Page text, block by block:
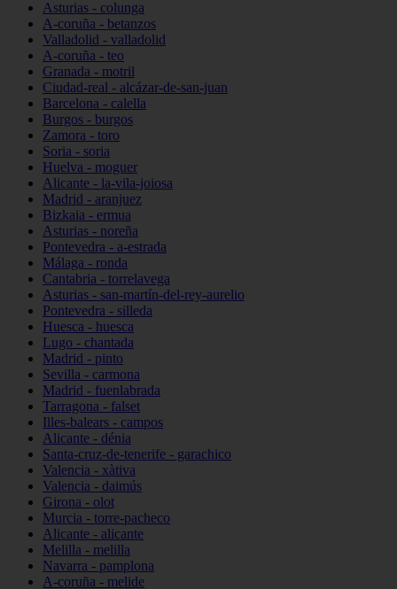
Asturias - colunga
A-coruña - betanzos
Valladolid - valladolid
A-coruña - teo
Granada - motril
Ciudad-real - alcázar-de-san-juan
Barcelona - calella
Burgos - burgos
Zamora - toro
Soria - soria
Huelva - moguer
Alicante - la-vila-joiosa
Madrid - aranjuez
Bizkaia - ermua
Asturias - noreña
Pontevedra - a-estrada
Málaga - ronda
Cantabria - torrelavega
Asturias - san-martín-del-rey-aurelio
Pontevedra - silleda
Huesca - huesca
Lugo - chantada
Madrid - pinto
Sevilla - carmona
Madrid - fuenlabrada
Tarragona - falset
Illes-balears - campos
Alicante - dénia
Santa-cruz-de-tenerife - garachico
Valencia - xàtiva
Valencia - daimús
Girona - olot
Murcia - torre-pacheco
Alicante - alicante
Melilla - melilla
Navarra - pamplona
A-coruña - melide